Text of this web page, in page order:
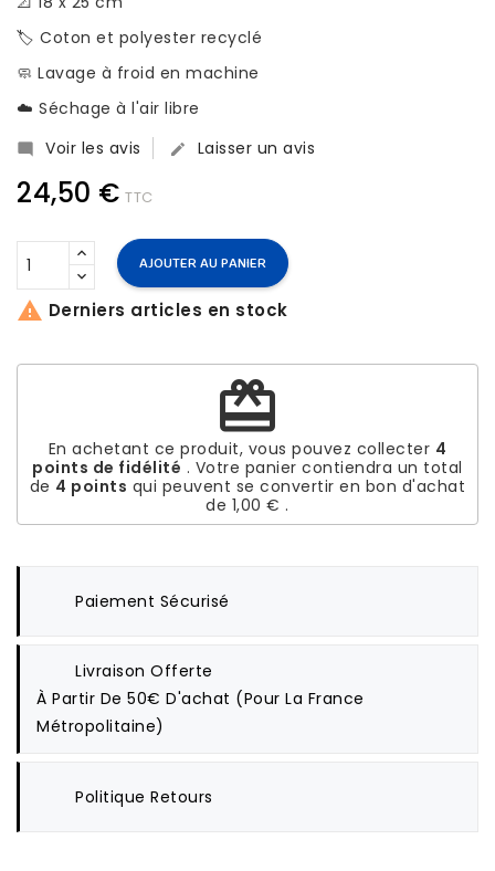
🏷️ Coton et polyester recyclé
🧼 Lavage à froid en machine
☁️ Séchage à l'air libre
 Voir les avis  Laisser un avis
24,50 € TTC
AJOUTER AU PANIER
 Derniers articles en stock
redeem
En achetant ce produit, vous pouvez collecter 4
points de fidélité . Votre panier contiendra un total
de 4 points qui peuvent se convertir en bon d'achat
de 1,00 € .
Paiement Sécurisé
Livraison Offerte
À Partir De 50€ D'achat (pour La France
Métropolitaine)
Politique Retours